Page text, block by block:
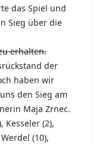
das Spiel und
Sieg über die
erhalten.
der
haben wir
den Sieg am
Maja Zrnec.
Kesseler (2),
(10),